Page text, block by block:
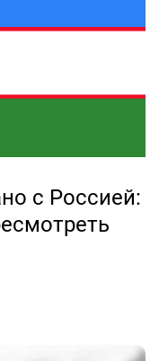
с Россией: